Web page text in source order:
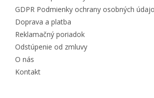
GDPR Podmienky ochrany osobných
Doprava a platba
Reklamačný poriadok
Odstúpenie od zmluvy
O nás
Kontakt